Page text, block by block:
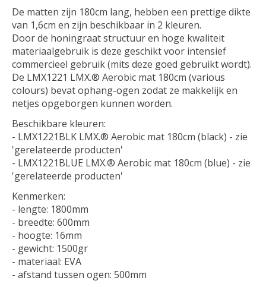
De matten zijn 180cm lang, hebben een prettige dikte
van 1,6cm en zijn beschikbaar in 2 kleuren.
Door de honingraat structuur en hoge kwaliteit
materiaalgebruik is deze geschikt voor intensief
commercieel gebruik (mits deze goed gebruikt wordt).
De LMX1221 LMX.® Aerobic mat 180cm (various
colours) bevat ophang-ogen zodat ze makkelijk en
netjes opgeborgen kunnen worden.
Beschikbare kleuren:
- LMX1221BLK LMX.® Aerobic mat 180cm (black) - zie
'gerelateerde producten'
- LMX1221BLUE LMX.® Aerobic mat 180cm (blue) - zie
'gerelateerde producten'
Kenmerken:
- lengte: 1800mm
- breedte: 600mm
- hoogte: 16mm
- gewicht: 1500gr
- materiaal: EVA
- afstand tussen ogen: 500mm